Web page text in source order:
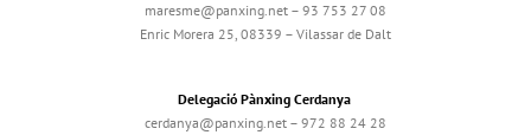
maresme@panxing.net – 93 753 27 08
Enric Morera 25, 08339 – Vilassar de Dalt
Delegació Pànxing Cerdanya
cerdanya@panxing.net – 972 88 24 28